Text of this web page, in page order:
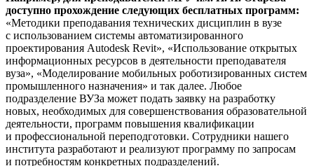
доступно прохождение следующих бесплатных программ:
«Методики преподавания технических дисциплин в вузе
с использованием системы автоматизированного
проектирования Autodesk Revit», «Использование открытых
информационных ресурсов в деятельности преподавателя
вуза», «Моделирование мобильных роботизированных систем
промышленного назначения» и так далее. Любое
подразделение ВУЗа может подать заявку на разработку
новых, необходимых для совершенствования образовательной
деятельности, программ повышения квалификации
и профессиональной переподготовки. Сотрудники нашего
института разработают и реализуют программу по запросам
и потребностям конкретных подразделений.